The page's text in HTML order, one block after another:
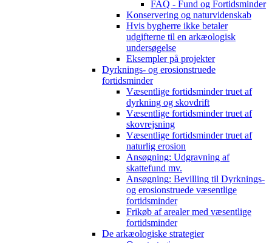
FAQ - Fund og Fortidsminder
Konservering og naturvidenskab
Hvis bygherre ikke betaler
udgifterne til en arkæologisk
undersøgelse
Eksempler på projekter
Dyrknings- og erosionstruede
fortidsminder
Væsentlige fortidsminder truet af
dyrkning og skovdrift
Væsentlige fortidsminder truet af
skovrejsning
Væsentlige fortidsminder truet af
naturlig erosion
Ansøgning: Udgravning af
skattefund mv.
Ansøgning: Bevilling til Dyrknings-
og erosionstruede væsentlige
fortidsminder
Frikøb af arealer med væsentlige
fortidsminder
De arkæologiske strategier